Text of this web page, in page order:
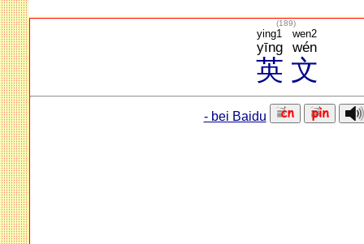
(189)
英
yīng
ying1
文
wén
wen2
- bei Baidu